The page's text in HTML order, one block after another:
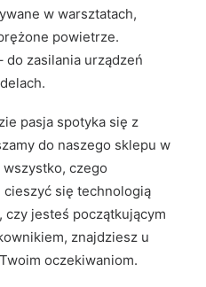
w warsztatach,
powietrze.
do zasilania urządzeń
pasja spotyka się z
do naszego sklepu w
wszystko, czego
cieszyć się technologią
czy jesteś początkującym
znajdziesz u
oczekiwaniom.